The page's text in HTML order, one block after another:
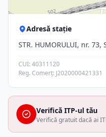
Adresă stație
STR. HUMORULUI, nr.
CUI: 40311120
Reg. Comerț: J2020000421331
Verifică ITP-ul tău
Verifică gratuit dacă ai